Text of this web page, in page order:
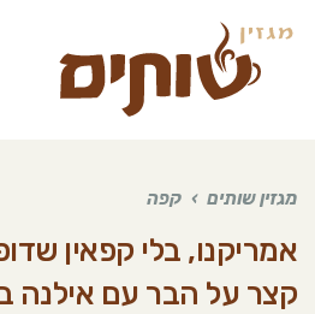
מגזין שותים › קפה
אמריקנו, בלי קפאין
קצר על הבר עם אילנה